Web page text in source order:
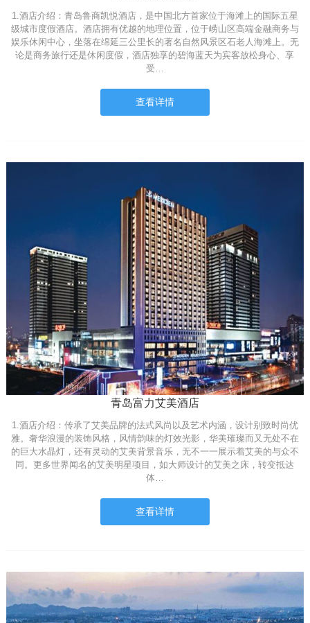
1.酒店介绍：青岛鲁商凯悦酒店，是中国北方首家位于海滩上的国际五星
级城市度假酒店。酒店拥有优越的地理位置，位于崂山区高端金融商务与
娱乐休闲中心，坐落在绵延三公里长的著名自然风景区石老人海滩上。无
论是商务旅行还是休闲度假，酒店独享的碧海蓝天为宾客放松身心、享
受…
查看详情
青岛富力艾美酒店
1.酒店介绍：传承了艾美品牌的法式风尚以及艺术内涵，设计别致时尚优
雅。奢华浪漫的装饰风格，风情韵味的灯效光影，华美璀璨而又无处不在
的巨大水晶灯，还有灵动的艾美背景音乐，无不一一展示着艾美的与众不
同。更多世界闻名的艾美明星项目，如大师设计的艾美之床，转变抵达
体…
查看详情